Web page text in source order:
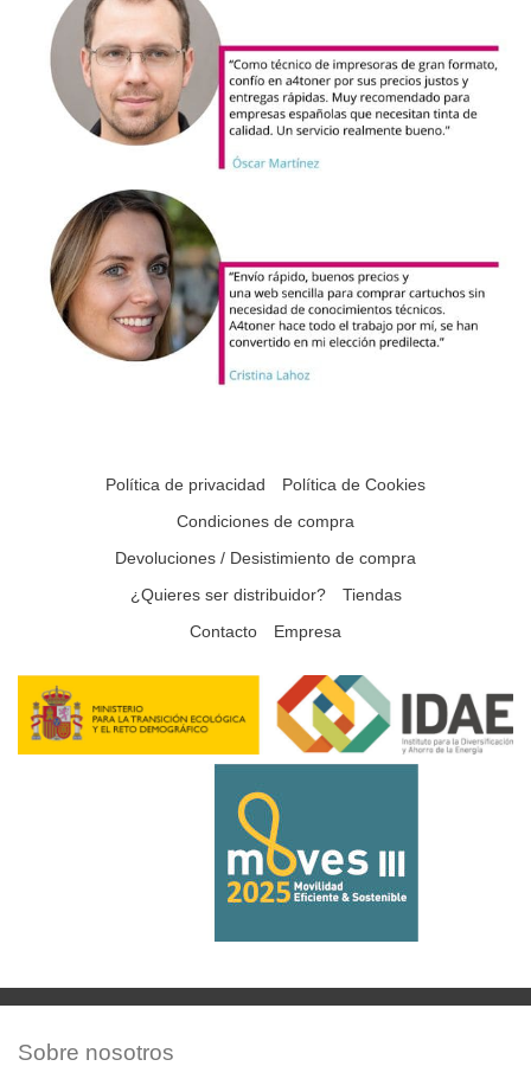
Política de privacidad
Política de Cookies
Condiciones de compra
Devoluciones / Desistimiento de compra
¿Quieres ser distribuidor?
Tiendas
Contacto
Empresa
Sobre nosotros